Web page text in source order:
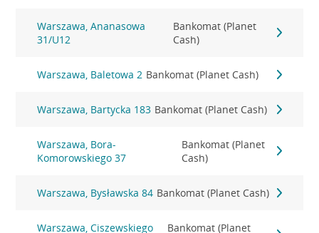
Warszawa, Ananasowa
31/U12
Bankomat (Planet
Cash)
Warszawa, Baletowa 2 Bankomat (Planet Cash)
Warszawa, Bartycka 183 Bankomat (Planet Cash)
Warszawa, Bora-
Komorowskiego 37
Bankomat (Planet
Cash)
Warszawa, Bysławska 84 Bankomat (Planet Cash)
Warszawa, Ciszewskiego Bankomat (Planet